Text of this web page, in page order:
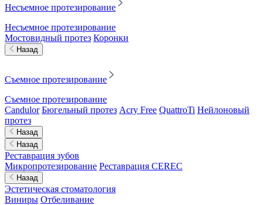
Несъемное протезирование
Несъемное протезирование
Мостовидный протез Коронки
Назад
Съемное протезирование
Съемное протезирование
Candulor Бюгельный протез Acry Free QuattroTi Нейлоновый
протез
Назад
Назад
Реставрация зубов
Микропротезирование Реставрация CEREC
Назад
Эстетическая стоматология
Виниры Отбеливание